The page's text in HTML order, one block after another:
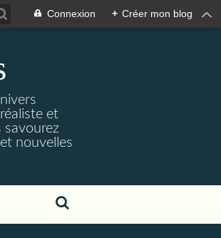
Connexion + Créer mon blog
et
savourez
nouvelles